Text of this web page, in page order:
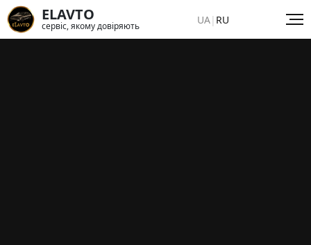
ELAVTO
сервіс, якому довіряють UA| RU